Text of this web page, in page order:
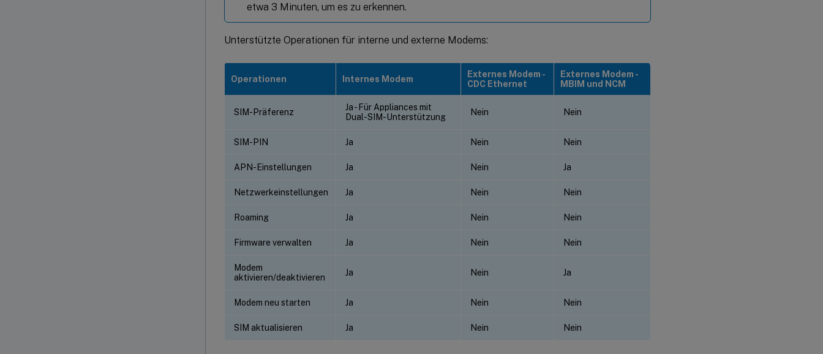
etwa 3 Minuten, um es zu erkennen.
Unterstützte Operationen für interne und externe Modems:
Operationen Internes Modem
Externes Modem -
CDC Ethernet
Externes Modem -
MBIM und NCM
SIM-Präferenz
Ja - Für Appliances mit
Dual-SIM-Unterstützung
Nein Nein
SIM-PIN Ja Nein Nein
APN-Einstellungen Ja Nein Ja
Netzwerkeinstellungen Ja Nein Nein
Roaming Ja Nein Nein
Firmware verwalten Ja Nein Nein
Modem
aktivieren/deaktivieren
Ja Nein Ja
Modem neu starten Ja Nein Nein
SIM aktualisieren Ja Nein Nein